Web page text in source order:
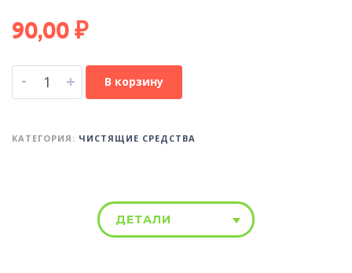
90,00₽
- + В корзину
КАТЕГОРИЯ: ЧИСТЯЩИЕ СРЕДСТВА
ДЕТАЛИ